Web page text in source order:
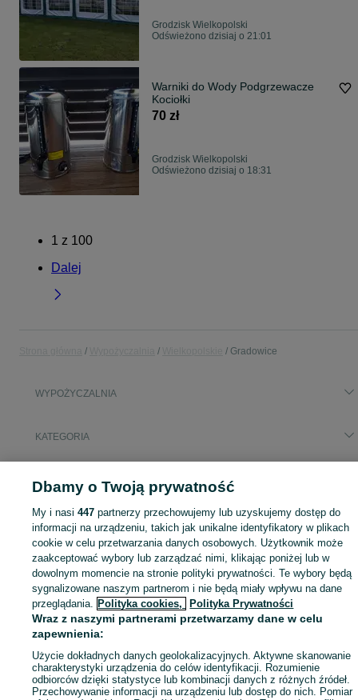
Grodzisk Wielkopolski
Odświeżono dzisiaj o 21:01
Warniki do Wody Podgrzewacze
Kociołki
70 zł
Grodzisk Wielkopolski
Odświeżono dzisiaj o 18:31
1 z 100
Dalej
Gradowice
WYPOŻYCZALNIA
KATEGORIA
Mapa kategorii
Mapa miejscowości
Mapa ministron
Popularne wyszukiwania
Dbamy o Twoją prywatność
My i nasi447 partnerzy przechowujemy lub uzyskujemy dostęp do
informacji na urządzeniu, takich jak unikalne identyfikatory w plikach
cookie w celu przetwarzania danych osobowych. Użytkownik może
zaakceptować wybory lub zarządzać nimi, klikając poniżej lub w
dowolnym momencie na stronie polityki prywatności. Te wybory będą
sygnalizowane naszym partnerom i nie będą miały wpływu na dane
przeglądania. Polityka cookies, Polityka Prywatności
Wraz z naszymi partnerami przetwarzamy dane w celu
zapewnienia:
Użycie dokładnych danych geolokalizacyjnych. Aktywne skanowanie
charakterystyki urządzenia do celów identyfikacji. Rozumienie
odbiorców dzięki statystyce lub kombinacji danych z różnych źródeł.
Przechowywanie informacji na urządzeniu lub dostęp do nich. Pomiar